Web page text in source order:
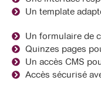
Un template
Un formulaire de
Quinzes pages
Un accès CMS
Accès sécurisé